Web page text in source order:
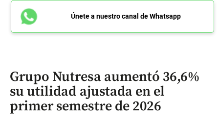
Únete a nuestro canal de Whatsapp
Grupo Nutresa aumentó 36,6%
su utilidad ajustada en el
primer semestre de 2026